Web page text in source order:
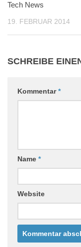
Tech News
19. FEBRUAR 2014
SCHREIBE
Kommentar*
Name *
Website